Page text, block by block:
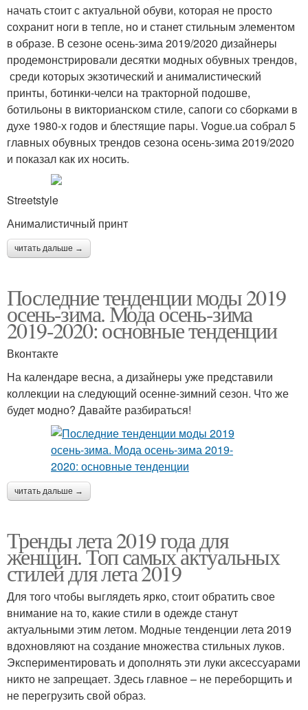
начать стоит с актуальной обуви, которая не просто
сохранит ноги в тепле, но и станет стильным элементом
в образе. В сезоне осень-зима 2019/2020 дизайнеры
продемонстрировали десятки модных обувных трендов,
среди которых экзотический и анималистический
принты, ботинки-челси на тракторной подошве,
ботильоны в викторианском стиле, сапоги со сборками в
духе 1980-х годов и блестящие пары. Vogue.ua собрал 5
главных обувных трендов сезона осень-зима 2019/2020
и показал как их носить.
Streetstyle
Анималистичный принт
читать дальше →
Последние тенденции моды 2019
осень-зима. Мода осень-зима
2019-2020: основные тенденции
Вконтакте
На календаре весна, а дизайнеры уже представили
коллекции на следующий осенне-зимний сезон. Что же
будет модно? Давайте разбираться!
читать дальше →
Тренды лета 2019 года для
женщин. Топ самых актуальных
стилей для лета 2019
Для того чтобы выглядеть ярко, стоит обратить свое
внимание на то, какие стили в одежде станут
актуальными этим летом. Модные тенденции лета 2019
вдохновляют на создание множества стильных луков.
Экспериментировать и дополнять эти луки аксессуарами
никто не запрещает. Здесь главное – не переборщить и
не перегрузить свой образ.